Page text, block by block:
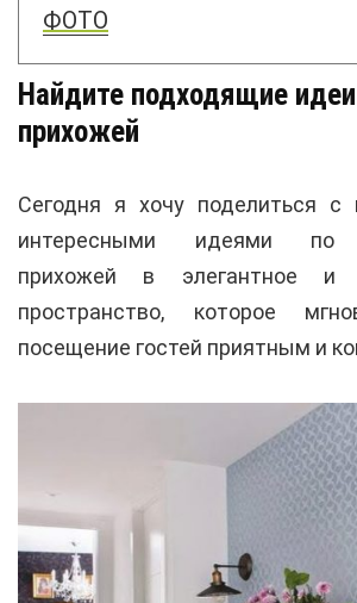
ФОТО
Найдите подходящие
прихожей
Сегодня я хочу поделиться с
интересными идеями по
прихожей в элегантное и
пространство, которое
посещение гостей приятным и